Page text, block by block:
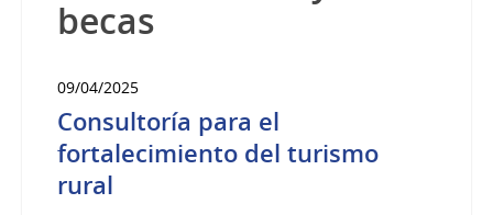
becas
09/04/2025
Consultoría para el
fortalecimiento del turismo
rural